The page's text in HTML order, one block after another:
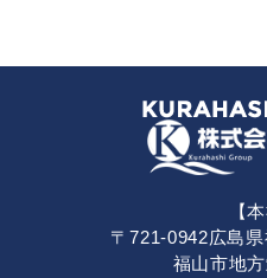
【
〒721-0942広島
福山市地